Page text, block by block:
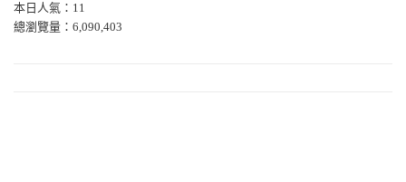
本日人氣：11
總瀏覽量：6,090,403